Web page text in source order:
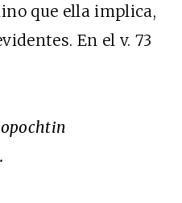
que ella implica,
En el v. 73